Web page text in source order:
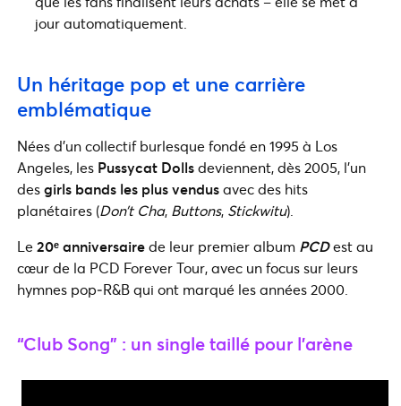
jour automatiquement.
Un héritage pop et une carrière
emblématique
Nées d’un collectif burlesque fondé en 1995 à Los
Angeles, les Pussycat Dollsdeviennent, dès 2005, l’un
desgirls bands les plus vendusavec des hits
planétaires (Don’t Cha, Buttons, Stickwitu).
Le20ᵉ anniversairede leur premier album PCDest au
cœur de la PCD Forever Tour, avec un focus sur leurs
hymnes pop‑R&B qui ont marqué les années 2000.
“Club Song” : un single taillé pour l’arène